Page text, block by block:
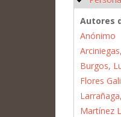
Autores
Anónimo
Burgos,
Flores
Martínez